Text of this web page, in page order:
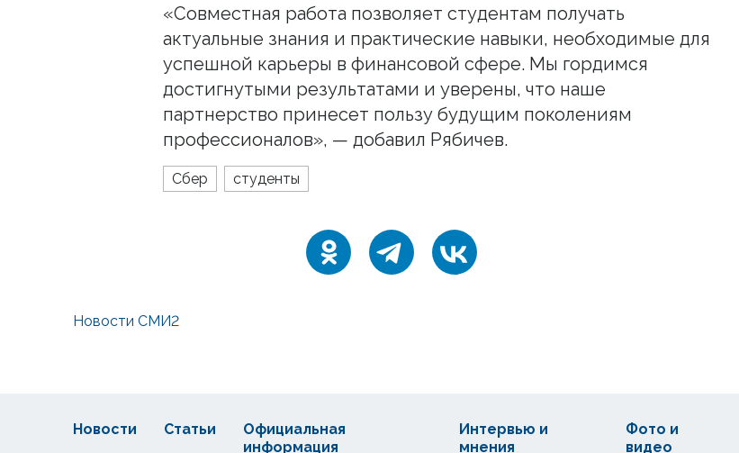
«Совместная работа позволяет студентам получать
актуальные знания и практические навыки, необходимые для
успешной карьеры в финансовой сфере. Мы гордимся
достигнутыми результатами и уверены, что наше
партнерство принесет пользу будущим поколениям
профессионалов», — добавил Рябичев.
Сбер студенты
Новости СМИ2
Новости Статьи
Официальная
информация
Интервью и
мнения
Фото и
видео